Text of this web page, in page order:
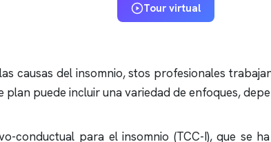
Tour virtual
causas del insomnio, stos profesionales
puede incluir una variedad de enfoques,
conductual para elinsomnio (TCC-I), que se